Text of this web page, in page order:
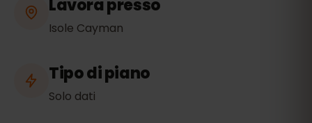
Lavora presso
Isole Cayman
Tipo di piano
Solo dati